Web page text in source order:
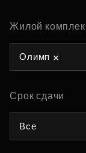
Жилой
Олимп
Срок сдачи
Все